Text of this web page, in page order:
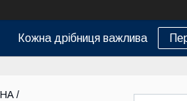
Кожна дрібниця важлива
/